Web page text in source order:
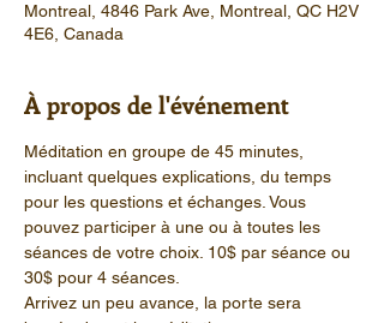
Montreal, 4846 Park Ave, Montreal, QC H2V
4E6, Canada
À propos de l'événement
Méditation en groupe de 45 minutes,
incluant quelques explications, du temps
pour les questions et échanges. Vous
pouvez participer à une ou à toutes les
séances de votre choix. 10$ par séance ou
30$ pour 4 séances.
Arrivez un peu avance, la porte sera